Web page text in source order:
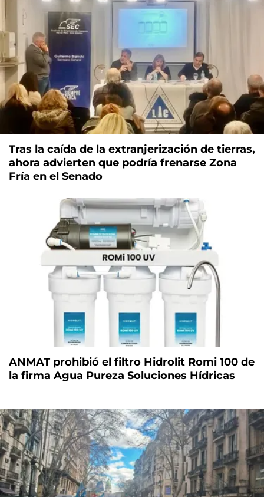
Tras la caída de la extranjerización de tierras,
ahora advierten que podría frenarse Zona
Fría en el Senado
ANMAT prohibió el filtro Hidrolit Romi 100 de
la firma Agua Pureza Soluciones Hídricas